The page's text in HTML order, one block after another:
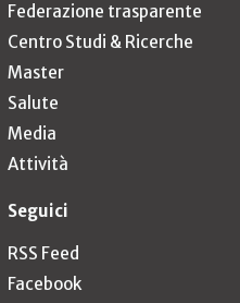
Federazione trasparente
Centro Studi & Ricerche
Master
Salute
Media
Attività
Seguici
RSS Feed
Facebook